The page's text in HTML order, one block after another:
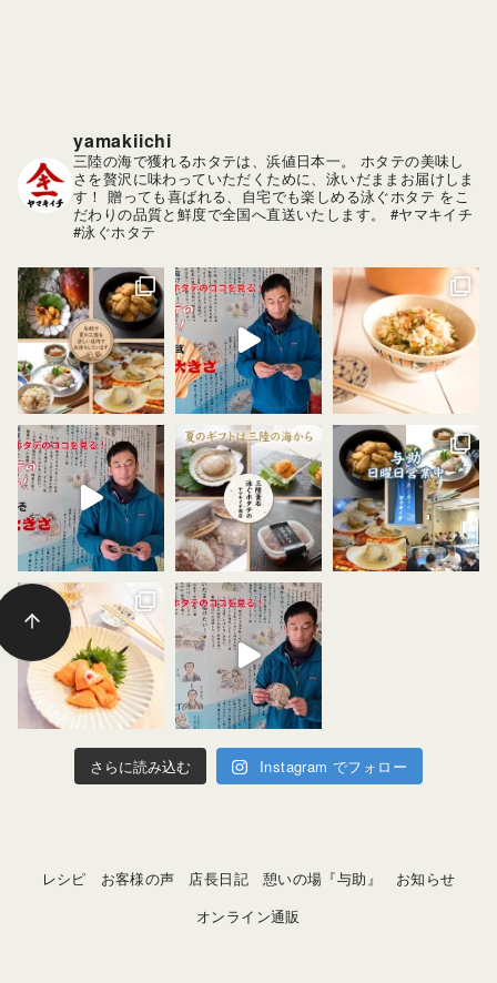
yamakiichi
三陸の海で獲れるホタテは、浜値日本一。
ホタテの美味し
さを贅沢に味わっていただくために、泳いだままお届けしま
す！ 贈っても喜ばれる、自宅でも楽しめる泳ぐホタテ をこ
だわりの品質と鮮度で全国へ直送いたします。
#ヤマキイチ
#泳ぐホタテ
さらに読み込む Instagram でフォロー
レシピ お客様の声 店長日記 憩いの場『与助』
お知らせ
オンライン通販